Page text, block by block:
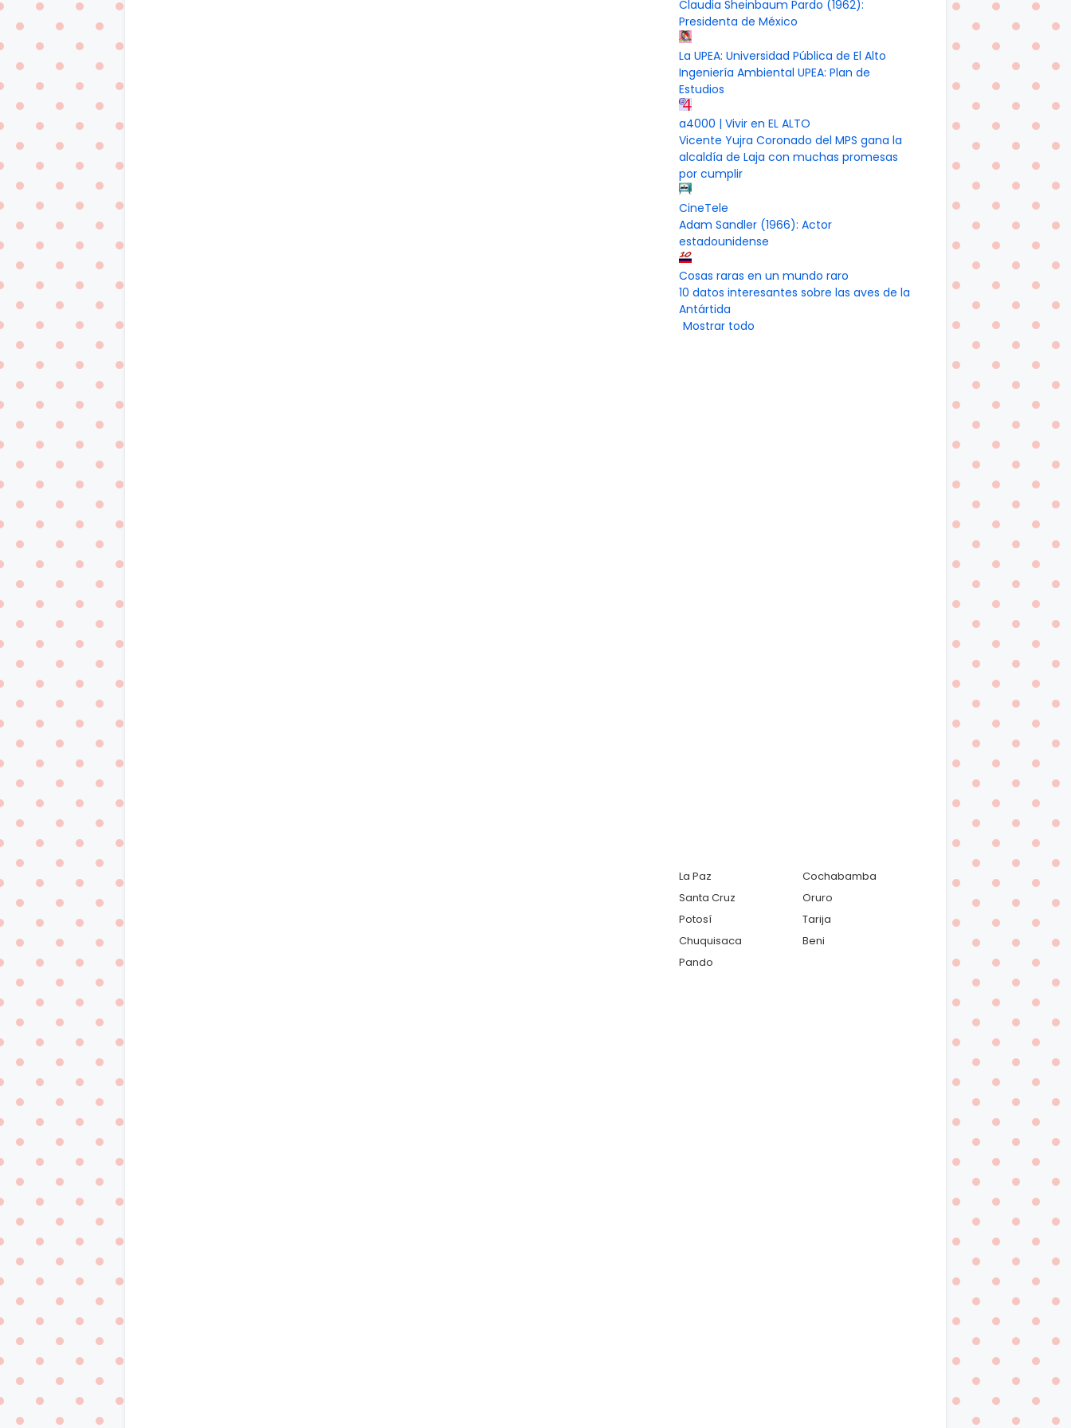
Claudia Sheinbaum Pardo (1962):
Presidenta de México
La UPEA: Universidad Pública de El Alto
Ingeniería Ambiental UPEA: Plan de
Estudios
a4000 | Vivir en EL ALTO
Vicente Yujra Coronado del MPS gana la
alcaldía de Laja con muchas promesas
por cumplir
CineTele
Adam Sandler (1966): Actor
estadounidense
Cosas raras en un mundo raro
10 datos interesantes sobre las aves de la
Antártida
Mostrar todo
La Paz
Cochabamba
Santa Cruz
Oruro
Potosí
Tarija
Chuquisaca
Beni
Pando